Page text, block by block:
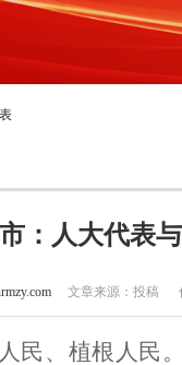
：人大代表
文章来源：投稿
民、植根人民